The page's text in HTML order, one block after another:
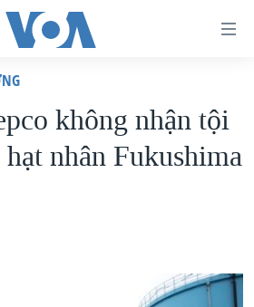
không nhận tội
nhân Fukushima